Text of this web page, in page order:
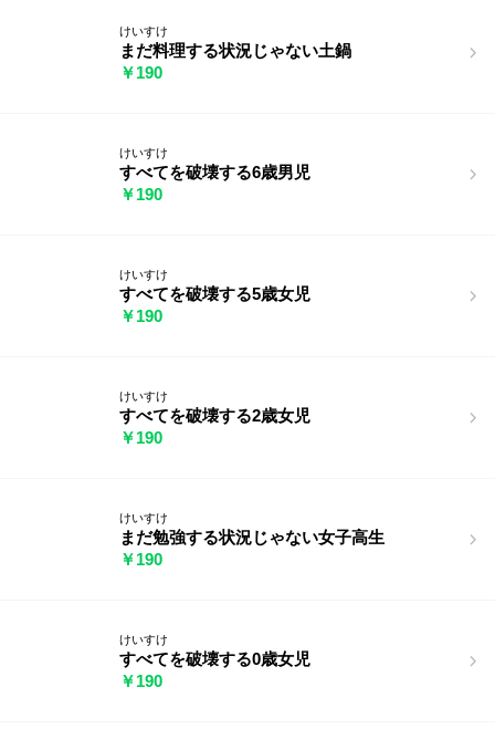
けいすけ
まだ料理する状況じゃない土鍋
￥190
けいすけ
すべてを破壊する6歳男児
￥190
けいすけ
すべてを破壊する5歳女児
￥190
けいすけ
すべてを破壊する2歳女児
￥190
けいすけ
まだ勉強する状況じゃない女子高生
￥190
けいすけ
すべてを破壊する0歳女児
￥190